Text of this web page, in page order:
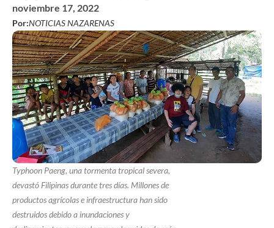
noviembre 17, 2022
Por:NOTICIAS NAZARENAS
Typhoon Paeng, una tormenta tropical severa,
devastó Filipinas durante tres días. Millones de
productos agrícolas e infraestructura han sido
destruidos debido a inundaciones y